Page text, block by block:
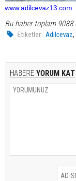
www.adilcevaz13.com
Bu haber toplam
Etiketler : Adilcevaz,
HABERE YORUM KAT